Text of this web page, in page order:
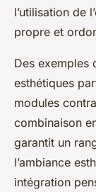
l’utilisation de
propre et
Des exemples
esthétiques
modules
combinaison
garantit un
l’ambiance
intégration